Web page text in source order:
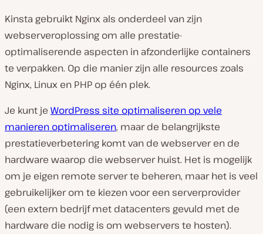
Kinsta gebruikt Nginx als onderdeel van zijn
webserveroplossing om alle prestatie-
optimaliserende aspecten in afzonderlijke containers
te verpakken. Op die manier zijn alle resources zoals
Nginx, Linux en PHP op één plek.
Je kunt je WordPress site optimaliseren op vele
manieren optimaliseren, maar de belangrijkste
prestatieverbetering komt van de webserver en de
hardware waarop die webserver huist. Het is mogelijk
om je eigen remote server te beheren, maar het is veel
gebruikelijker om te kiezen voor een serverprovider
(een extern bedrijf met datacenters gevuld met de
hardware die nodig is om webservers te hosten).